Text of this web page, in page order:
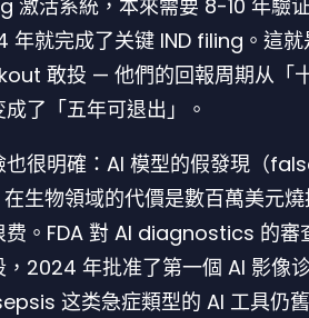
激活系統，本來需要 8-10 年驗
年就完成了关键 IND filing。這就
敢投 — 他們的回報周期从「
了「五年可退出」。
也很明確：AI 模型的假發現（
生物領域的代價是數百萬美元
费。FDA 對 AI diagnostics 的審
，2024 年批准了第一個 AI 影像
这类急症類型的 AI 工具仍